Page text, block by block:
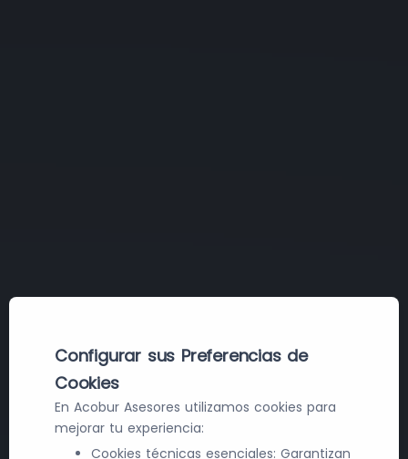
Configurar sus Preferencias de
Cookies
En Acobur Asesores utilizamos cookies para
mejorar tu experiencia:
Cookies técnicas esenciales: Garantizan